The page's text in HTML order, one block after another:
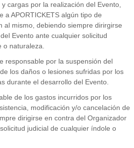
cargas por la realización del Evento,
a APORTICKETS algún tipo de
al mismo, debiendo siempre dirirgirse
Evento ante cualquier solicitud
naturaleza.
responsable por la suspensión del
los daños o lesiones sufridas por los
durante el desarrollo del Evento.
de los gastos incurridos por los
modificación y/o cancelación de
dirigirse en contra del Organizador
judicial de cualquier índole o